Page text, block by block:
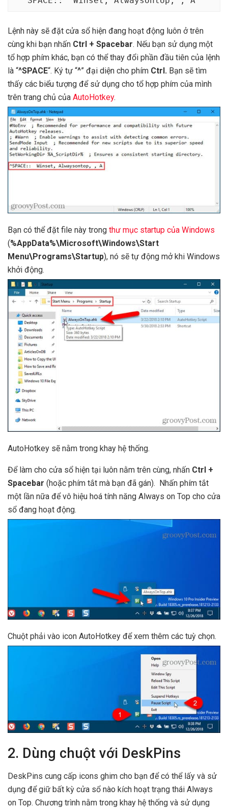
Lệnh này sẽ đặt cửa sổ hiện đang hoạt động luôn ở trên
cùng khi bạn nhấn Ctrl + Spacebar. Nếu bạn sử dụng một
tổ hợp phím khác, bạn có thể thay đổi phần đầu tiên của lệnh
là “^SPACE“. Ký tự “^” đại diện cho phím Ctrl. Bạn sẽ tìm
thấy các biểu tượng để sử dụng cho tổ hợp phím của mình
trên trang chủ của AutoHotkey.
Bạn có thể đặt file này trong thư mục startup của Windows
(%AppData%\Microsoft\Windows\Start
Menu\Programs\Startup), nó sẽ tự động mở khi Windows
khởi động.
AutoHotkey sẽ nằm trong khay hệ thống.
Để làm cho cửa sổ hiện tại luôn nằm trên cùng, nhấn Ctrl +
Spacebar (hoặc phím tắt mà bạn đã gán). Nhấn phím tắt
một lần nữa để vô hiệu hoá tính năng Always on Top cho cửa
sổ đang hoạt động.
Chuột phải vào icon AutoHotkey để xem thêm các tuỳ chọn.
2. Dùng chuột với DeskPins
DeskPins cung cấp icons ghim cho bạn để có thể lấy và sử
dụng để giữ bất kỳ cửa sổ nào kích hoạt trạng thái Always
on Top. Chương trình nằm trong khay hệ thống và sử dụng